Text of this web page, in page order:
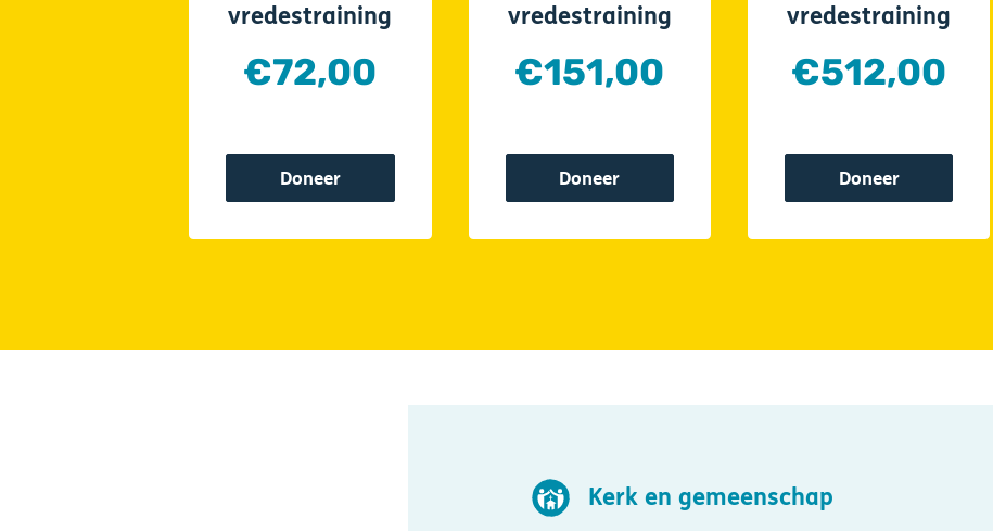
vredestraining
€72,00
Doneer
vredestraining
€151,00
Doneer
vredestraining
€512,00
Doneer
AfbeeldingKerk en gemeenschap